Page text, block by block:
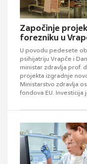
Započinje
forezniku u
U povodu pedesete
psihijatriju Vrapče i
ministar zdravlja prof.
projekta izgradnje
Ministarstvo zdravlja
fondova EU. Investicija